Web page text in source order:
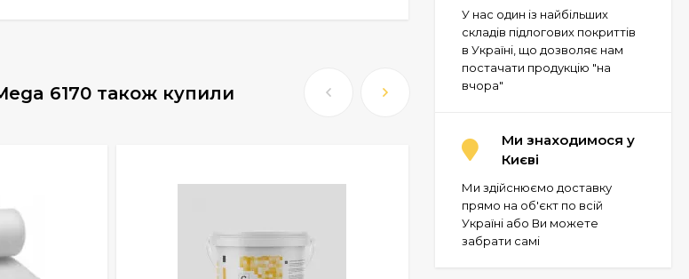
6170 також купили
У нас один із найбільших
складів підлогових покриттів
в Україні, що дозволяє нам
постачати продукцію "на
вчора"
Ми знаходимося у
Києві
Ми здійснюємо доставку
прямо на об'єкт по всій
Україні або Ви можете
забрати самі